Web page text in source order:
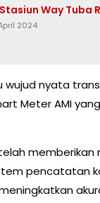
Way Tuba
2024
wujud nyata
Meter AMI
pencatatan